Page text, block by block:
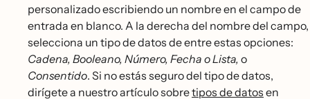
personalizado escribiendo un nombre en el campo de
entrada en blanco. A la derecha del nombre del campo,
selecciona un tipo de datos de entre estas opciones:
Cadena, Booleano, Número, Fecha o Lista, o
Consentido. Si no estás seguro del tipo de datos,
dirígete a nuestro artículo sobretipos de datos en